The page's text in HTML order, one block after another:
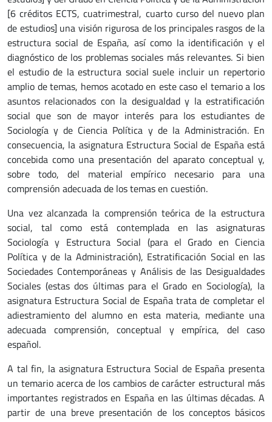
[6 créditos ECTS, cuatrimestral, cuarto curso del nuevo plan
de estudios] una visión rigurosa de los principales rasgos de la
estructura social de España, así como la identificación y el
diagnóstico de los problemas sociales más relevantes. Si bien
el estudio de la estructura social suele incluir un repertorio
amplio de temas, hemos acotado en este caso el temario a los
asuntos relacionados con la desigualdad y la estratificación
social que son de mayor interés para los estudiantes de
Sociología y de Ciencia Política y de la Administración. En
consecuencia, la asignatura Estructura Social de España está
concebida como una presentación del aparato conceptual y,
sobre todo, del material empírico necesario para una
comprensión adecuada de los temas en cuestión.
Una vez alcanzada la comprensión teórica de la estructura
social, tal como está contemplada en las asignaturas
Sociología y Estructura Social (para el Grado en Ciencia
Política y de la Administración), Estratificación Social en las
Sociedades Contemporáneas y Análisis de las Desigualdades
Sociales (estas dos últimas para el Grado en Sociología), la
asignatura Estructura Social de España trata de completar el
adiestramiento del alumno en esta materia, mediante una
adecuada comprensión, conceptual y empírica, del caso
español.
A tal fin, la asignatura Estructura Social de España presenta
un temario acerca de los cambios de carácter estructural más
importantes registrados en España en las últimas décadas. A
partir de una breve presentación de los conceptos básicos